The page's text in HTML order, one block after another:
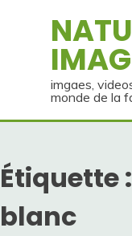
imgaes,
monde de la
Étiquette :
blanc